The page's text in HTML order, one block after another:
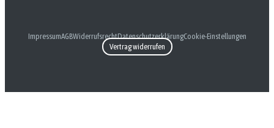
ImpressumAGBWiderrufsrechtDatenschutzerklärungCookie-Einstellungen
Vertrag widerrufen